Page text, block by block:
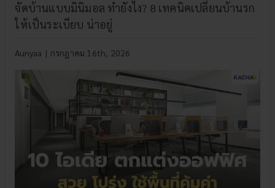
จัดบ้านแบบมินิมอล ทำยังไง? 8 เทคนิคเปลี่ยนบ้านรก
ให้เป็นระเบียบ น่าอยู่
Aunyaa | กรกฎาคม 16th, 2026